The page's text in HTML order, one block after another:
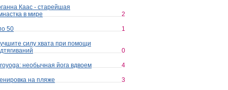
Каас - старейшая
в мире
2
50 1
силу хвата при помощи
0
необычная йога вдвоем 4
на пляже 3